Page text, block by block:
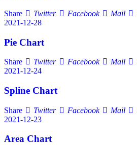
Share Twitter Facebook Mail
2021-12-28
Pie Chart
Share Twitter Facebook Mail
2021-12-24
Spline Chart
Share Twitter Facebook Mail
2021-12-23
Area Chart